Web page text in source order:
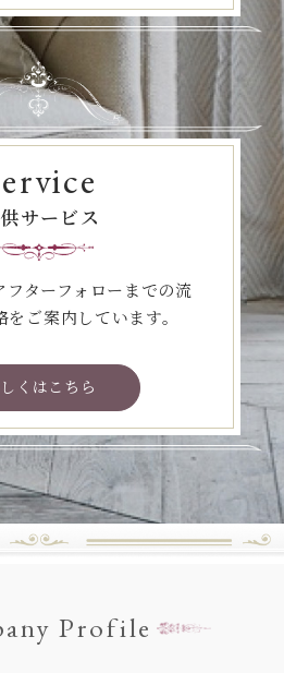
サービス
フターフォローまでの流
をご案内しています。
くはこちら
Profile